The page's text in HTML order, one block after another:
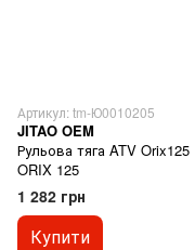
Артикул: tm-Ю0010205
JITAO OEM
Рульова тяга ATV Orix125
ORIX 125
1 282 грн
Купити